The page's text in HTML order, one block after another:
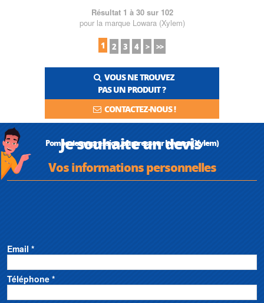
Résultat 1 à 30 sur 102
pour la marque Lowara (Xylem)
1
2 3 4 > >>
VOUS NE TROUVEZ
PAS UN PRODUIT ?
CONTACTEZ-NOUS !
Je souhaite un devis
Pompe de surpression, surpresseur Lowara (Xylem)
Vos informations personnelles
Email *
Téléphone *